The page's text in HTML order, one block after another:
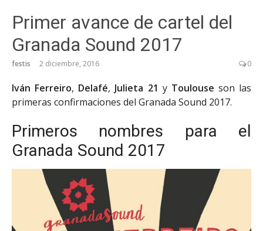
Primer avance de cartel del
Granada Sound 2017
festis 2 diciembre, 2016 0
Iván Ferreiro, Delafé, Julieta 21 y Toulouse son las
primeras confirmaciones del Granada Sound 2017.
Primeros nombres para el
Granada Sound 2017